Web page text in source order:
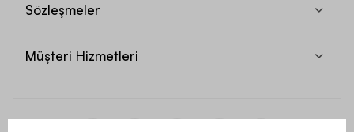
Sözleşmeler
Müşteri Hizmetleri